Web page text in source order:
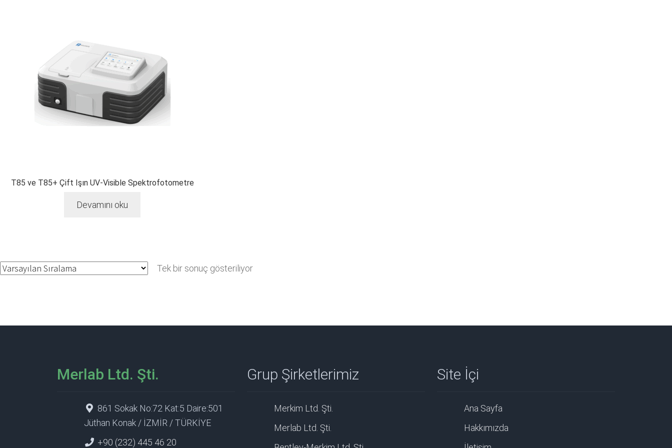
T85 ve T85+ Çift Işın UV-Visible Spektrofotometre
Devamını oku
Tek bir sonuç gösteriliyor
Merlab Ltd. Şti.
861 Sokak No:72 Kat:5 Daire:501
Jüthan Konak / İZMİR / TÜRKİYE
+90 (232) 445 46 20
Grup Şirketlerimiz
Merkim Ltd. Şti.
Merlab Ltd. Şti.
Site İçi
Ana Sayfa
Hakkımızda